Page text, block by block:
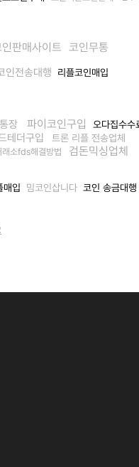
판매사이트 코인무통
전송대행 리플코인매입
장 파이코인구입 오다집수수
테더구입 트론 리플 전송업체
래소fds해결방법 검돈믹싱업체
매입 밈코인삽니다 코인 송금대행